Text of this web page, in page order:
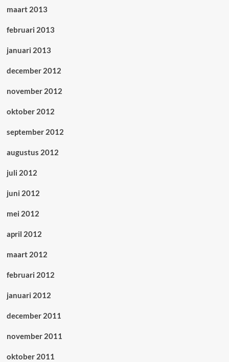
maart 2013
februari 2013
januari 2013
december 2012
november 2012
oktober 2012
september 2012
augustus 2012
juli 2012
juni 2012
mei 2012
april 2012
maart 2012
februari 2012
januari 2012
december 2011
november 2011
oktober 2011